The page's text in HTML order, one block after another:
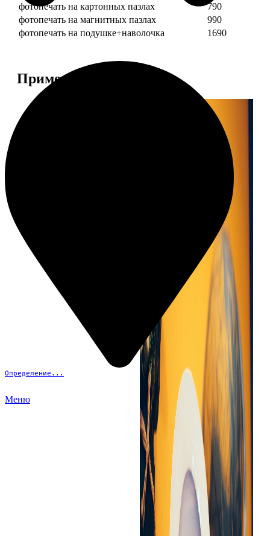
Определение...
Меню
фотопечать на картонных пазлах
790
фотопечать на магнитных пазлах
990
фотопечать на подушке+наволочка
1690
Примеры работ